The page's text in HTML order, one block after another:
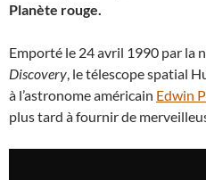
Planète rouge.
Emporté le 24 avril 1990 par la
Discovery, le télescope spatial
à l’astronome américain Edwin
plus tard à fournir de